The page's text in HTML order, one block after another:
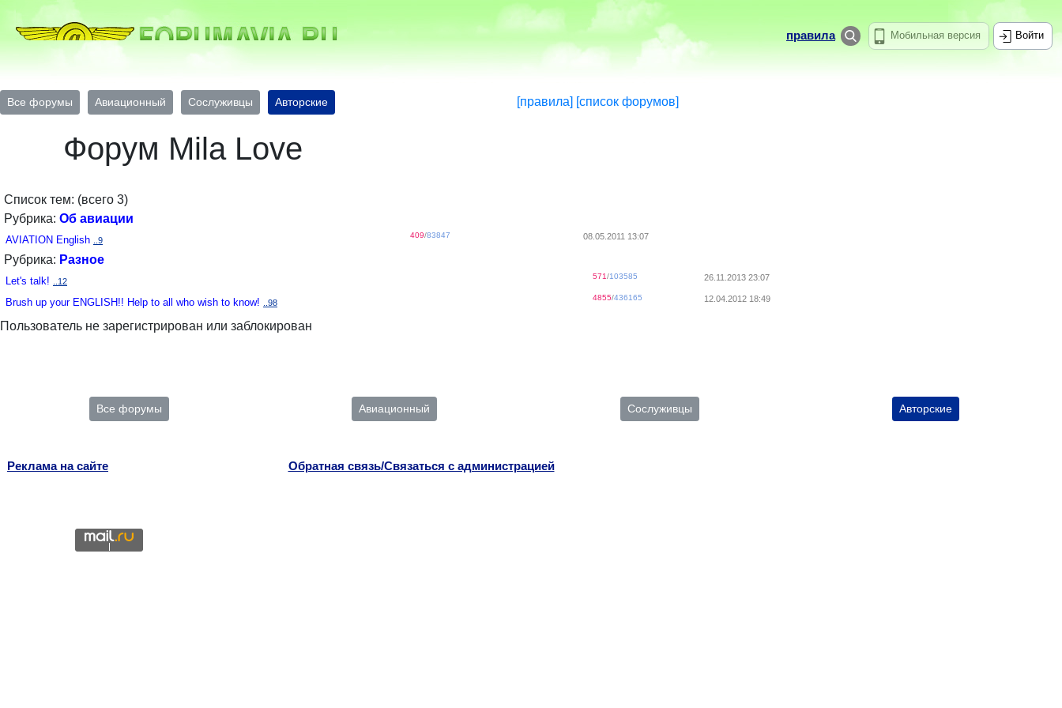
Мобильная версия
правила Войти
Все форумы Авиационный Сослуживцы Авторские [правила] [список форумов]
Форум Mila Love
Список тем: (всего 3)
Рубрика: Об авиации
AVIATION English ..9
409/83847 08.05.2011 13:07
Рубрика: Разное
Let's talk! ..12
571/103585 26.11.2013 23:07
Brush up your ENGLISH!! Help to all who wish to know! ..98
4855/436165 12.04.2012 18:49
Пользователь не зарегистрирован или заблокирован
Все форумы Авиационный Сослуживцы Авторские
Реклама на сайте Обратная связь/Связаться с администрацией